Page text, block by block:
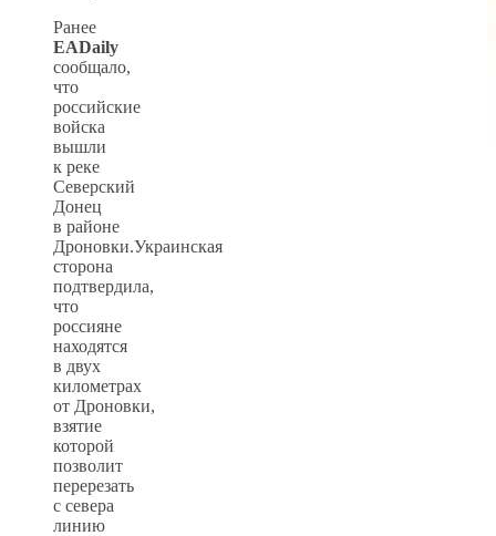
Ранее
EADaily
сообщало,
что
российские
войска
вышли
к реке
Северский
Донец
в районе
Дроновки.Украинская
сторона
подтвердила,
что
россияне
находятся
в двух
километрах
от Дроновки,
взятие
которой
позволит
перерезать
с севера
линию